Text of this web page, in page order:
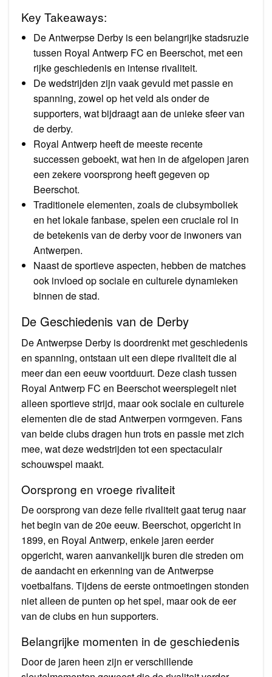
Key Takeaways:
De Antwerpse Derby is een belangrijke stadsruzie
tussen Royal Antwerp FC en Beerschot, met een
rijke geschiedenis en intense rivaliteit.
De wedstrijden zijn vaak gevuld met passie en
spanning, zowel op het veld als onder de
supporters, wat bijdraagt aan de unieke sfeer van
de derby.
Royal Antwerp heeft de meeste recente
successen geboekt, wat hen in de afgelopen jaren
een zekere voorsprong heeft gegeven op
Beerschot.
Traditionele elementen, zoals de clubsymboliek
en het lokale fanbase, spelen een cruciale rol in
de betekenis van de derby voor de inwoners van
Antwerpen.
Naast de sportieve aspecten, hebben de matches
ook invloed op sociale en culturele dynamieken
binnen de stad.
De Geschiedenis van de Derby
De Antwerpse Derby is doordrenkt met geschiedenis
en spanning, ontstaan uit een diepe rivaliteit die al
meer dan een eeuw voortduurt. Deze clash tussen
Royal Antwerp FC en Beerschot weerspiegelt niet
alleen sportieve strijd, maar ook sociale en culturele
elementen die de stad Antwerpen vormgeven. Fans
van beide clubs dragen hun trots en passie met zich
mee, wat deze wedstrijden tot een spectaculair
schouwspel maakt.
Oorsprong en vroege rivaliteit
De oorsprong van deze felle rivaliteit gaat terug naar
het begin van de 20e eeuw. Beerschot, opgericht in
1899, en Royal Antwerp, enkele jaren eerder
opgericht, waren aanvankelijk buren die streden om
de aandacht en erkenning van de Antwerpse
voetbalfans. Tijdens de eerste ontmoetingen stonden
niet alleen de punten op het spel, maar ook de eer
van de clubs en hun supporters.
Belangrijke momenten in de geschiedenis
Door de jaren heen zijn er verschillende